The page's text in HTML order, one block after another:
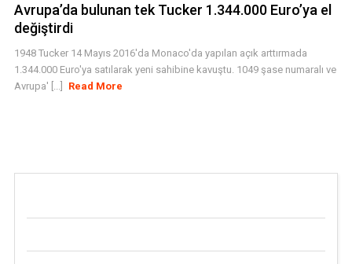
Avrupa’da bulunan tek Tucker 1.344.000 Euro’ya el
değiştirdi
1948 Tucker 14 Mayıs 2016'da Monaco'da yapılan açık arttırmada
1.344.000 Euro'ya satılarak yeni sahibine kavuştu. 1049 şase numaralı ve
Avrupa' [...]
Read More